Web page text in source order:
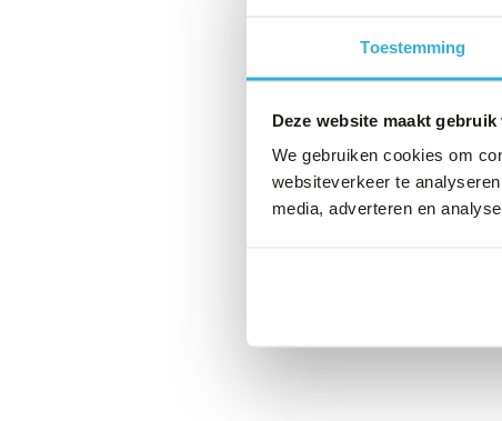
Toestemming
Deze website maakt
We gebruiken cookies om
websiteverkeer te
media, adverteren en